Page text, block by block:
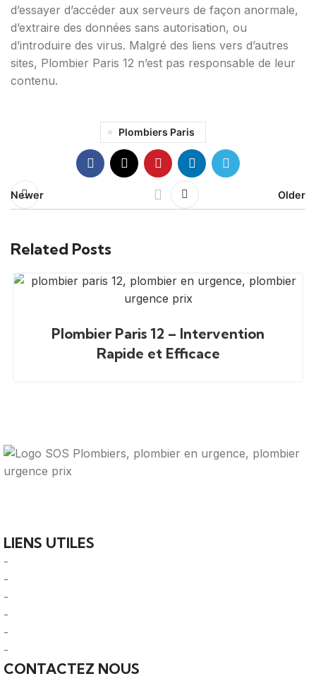
d’essayer d’accéder aux serveurs de façon anormale,
d’extraire des données sans autorisation, ou
d’introduire des virus. Malgré des liens vers d’autres
sites, Plombier Paris 12 n’est pas responsable de leur
contenu.
Plombiers Paris
Newer Older
Related Posts
Plombier Paris 12 – Intervention
Rapide et Efficace
LIENS UTILES
-
-
-
-
-
-
CONTACTEZ NOUS